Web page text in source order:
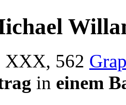
XXX, 562
in einem